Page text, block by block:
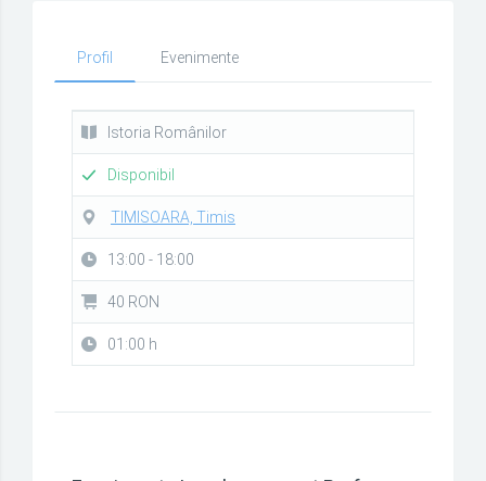
Profil Evenimente
Istoria Românilor
Disponibil
TIMISOARA, Timis
13:00 - 18:00
40 RON
01:00 h